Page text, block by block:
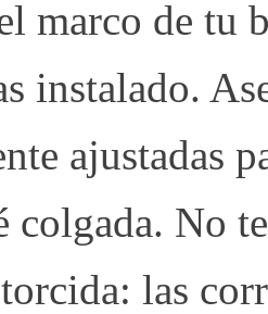
marco de tu
instalado.
ajustadas
colgada. No
las